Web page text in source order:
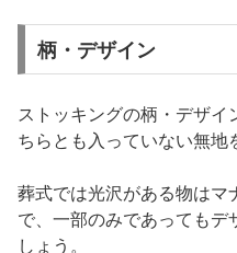
柄・デザイン
ストッキングの柄・デザ
ちらとも入っていない無地
葬式では光沢がある物は
で、一部のみであってもデ
しょう。